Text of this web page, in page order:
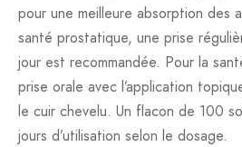
pour une meilleure absorption des
santé prostatique, une prise
jour est recommandée. Pour la
prise orale avec l’application
le cuir chevelu. Un flacon de 100
jours d’utilisation selon le dosage.